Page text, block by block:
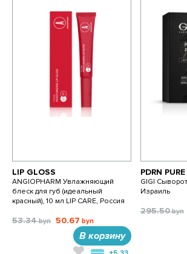
LIP GLOSS
ANGIOPHARM Увлажняющий
блеск для губ (идеальный
красный), 10 мл LIP CARE, Россия
53.34 50.67
В корзину
PDRN PURE
GIGI
Израиль
295.50